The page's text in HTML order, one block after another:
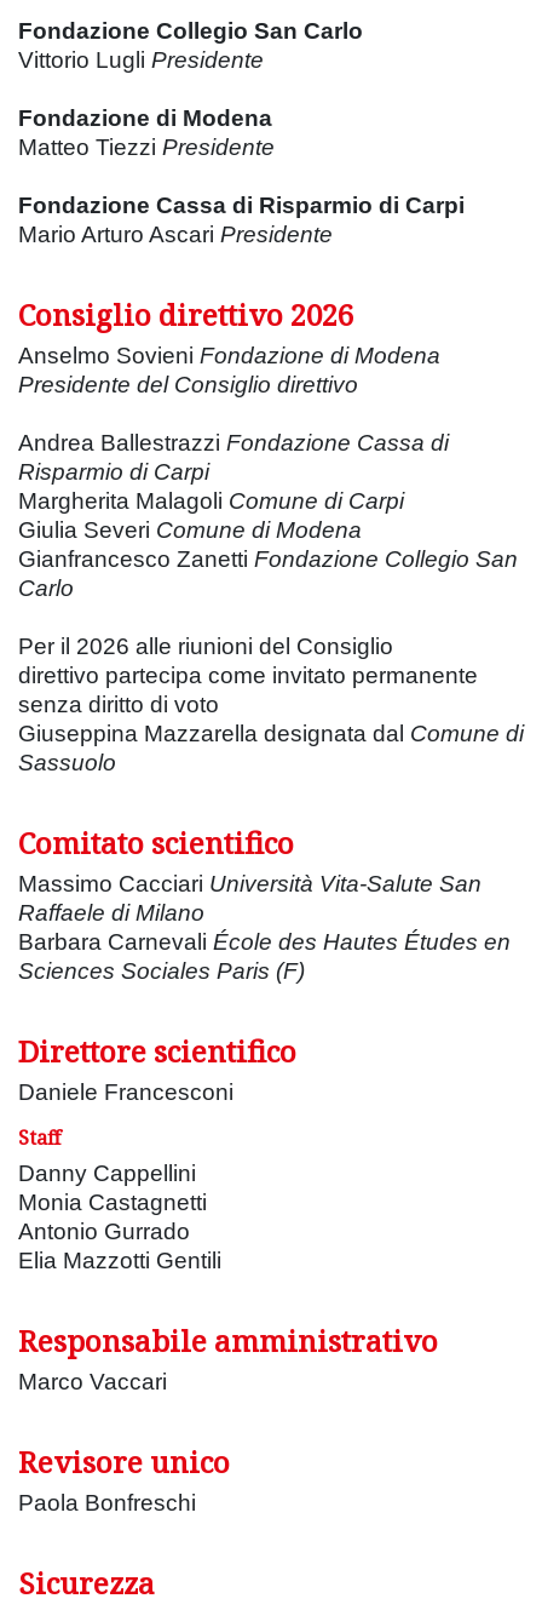
Fondazione Collegio San Carlo
Vittorio Lugli Presidente
Fondazione di Modena
Matteo Tiezzi Presidente
Fondazione Cassa di Risparmio di Carpi
Mario Arturo Ascari Presidente
Consiglio direttivo 2026
Anselmo Sovieni Fondazione di Modena
Presidente del Consiglio direttivo
Andrea Ballestrazzi Fondazione Cassa di
Risparmio di Carpi
Margherita Malagoli Comune di Carpi
Giulia Severi Comune di Modena
Gianfrancesco Zanetti Fondazione Collegio San
Carlo
Per il 2026 alle riunioni del Consiglio
direttivo partecipa come invitato permanente
senza diritto di voto
Giuseppina Mazzarella designata dal Comune di
Sassuolo
Comitato scientifico
Massimo Cacciari Università Vita-Salute San
Raffaele di Milano
Barbara Carnevali École des Hautes Études en
Sciences Sociales Paris (F)
Direttore scientifico
Daniele Francesconi
Staff
Danny Cappellini
Monia Castagnetti
Antonio Gurrado
Elia Mazzotti Gentili
Responsabile amministrativo
Marco Vaccari
Revisore unico
Paola Bonfreschi
Sicurezza